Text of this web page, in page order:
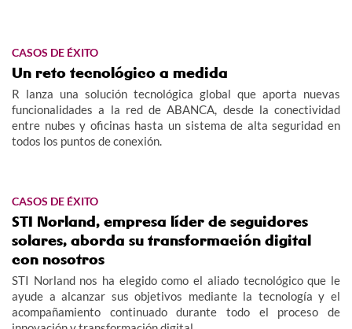
CASOS DE ÉXITO
Un reto tecnológico a medida
R lanza una solución tecnológica global que aporta nuevas
funcionalidades a la red de ABANCA, desde la conectividad
entre nubes y oficinas hasta un sistema de alta seguridad en
todos los puntos de conexión.
CASOS DE ÉXITO
STI Norland, empresa líder de seguidores
solares, aborda su transformación digital
con nosotros
STI Norland nos ha elegido como el aliado tecnológico que le
ayude a alcanzar sus objetivos mediante la tecnología y el
acompañamiento continuado durante todo el proceso de